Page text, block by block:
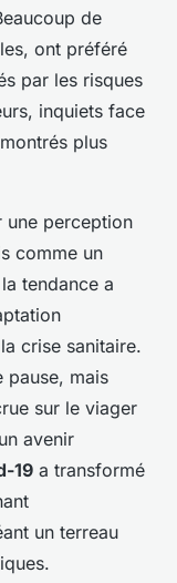
de
ont préféré
par les risques
inquiets face
plus
une perception
comme un
tendance a
crise sanitaire.
pause, mais
sur le viager
avenir
19 a transformé
un terreau